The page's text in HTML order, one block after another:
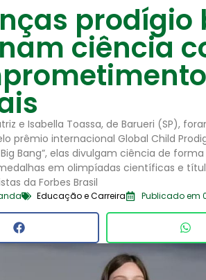
prodígio
ciência
e Isabella Toassa, de Barueri (SP),
prêmio internacional Global Child
Bang”, elas divulgam ciência de
em olimpíadas científicas e
da Forbes Brasil
Educação e Carreira Publicado em